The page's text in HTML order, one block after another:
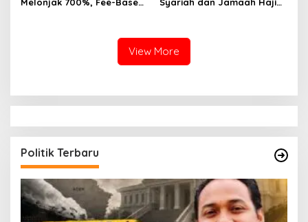
Wakaf yang Mengalir
Sepanjang Zaman
View More
Politik Terbaru